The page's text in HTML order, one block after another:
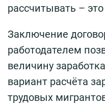
рассчитывать –
Заключение
работодателем
величину
вариант расчёта
трудовых